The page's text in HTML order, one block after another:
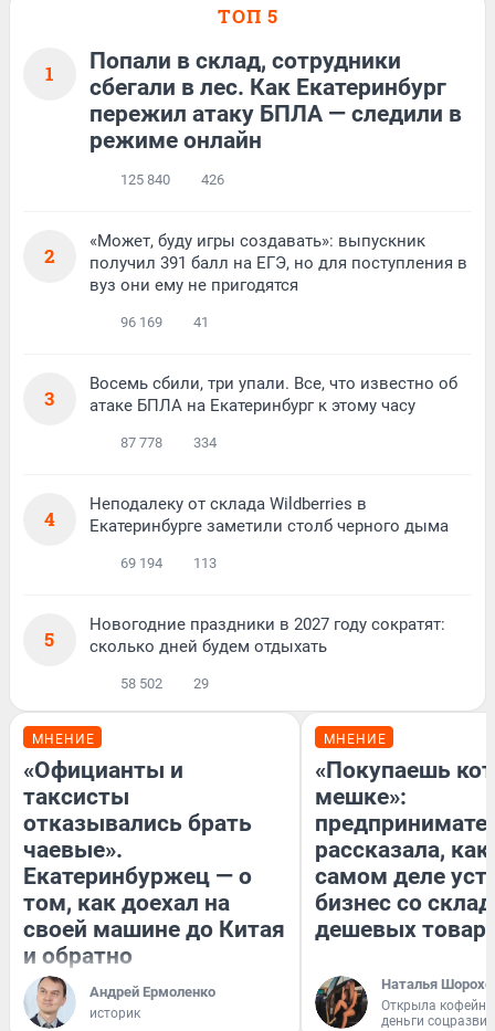
ТОП 5
1
Попали в склад, сотрудники
сбегали в лес. Как Екатеринбург
пережил атаку БПЛА — следили в
режиме онлайн
125 840 426
2
«Может, буду игры создавать»: выпускник
получил 391 балл на ЕГЭ, но для поступления в
вуз они ему не пригодятся
96 169 41
3
Восемь сбили, три упали. Все, что известно об
атаке БПЛА на Екатеринбург к этому часу
87 778 334
4
Неподалеку от склада Wildberries в
Екатеринбурге заметили столб черного дыма
69 194 113
5
Новогодние праздники в 2027 году сократят:
сколько дней будем отдыхать
58 502 29
МНЕНИЕ
«Официанты и
таксисты
отказывались брать
чаевые».
Екатеринбуржец — о
том, как доехал на
своей машине до Китая
и обратно
Андрей Ермоленко
историк
МНЕНИЕ
«Покупаешь
мешке»:
рассказала, как
самом деле
бизнес со
дешевых
Наталья
Открыла
деньги